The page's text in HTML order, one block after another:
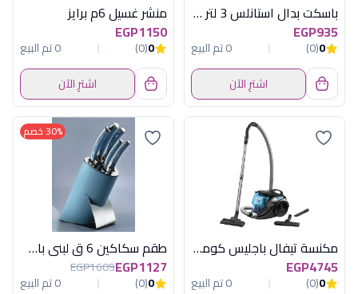
باسكت بدال استانلس 3 لتر بيضاوى هومفل
EGP935
0
(0)
0 تم البيع
اشترِ الآن
منشر غسيل 6م برايز
EGP1150
0
(0)
0 تم البيع
اشترِ الآن
مكنسة تيفال باجليس كومبكت باور تركواز
EGP4745
0
(0)
0 تم البيع
30% خصم
طقم سكاكين 6 ق لبنى باستاند هابى هوم
EGP1127
EGP1609
0
(0)
0 تم البيع